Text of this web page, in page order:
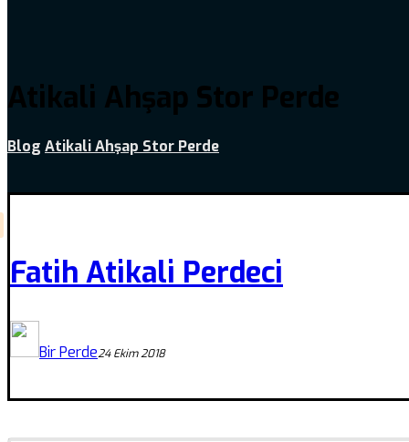
Atikali Ahşap Stor Perde
Blog Atikali Ahşap Stor Perde
Fatih Atikali Perdeci
Bir Perde24 Ekim 2018